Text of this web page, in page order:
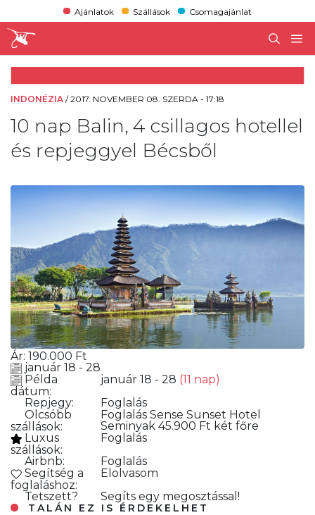
Ajánlatok Szállások Csomagajánlat
INDONÉZIA /2017. NOVEMBER 08. SZERDA - 17:18
10 nap Balin, 4 csillagos hotellel
és repjeggyel Bécsből
Ár: 190.000 Ft
január 18 - 28
Példa
dátum:
január 18 - 28 (11 nap)
Repjegy:
Foglalás
Olcsóbb
szállások:
Foglalás Sense Sunset Hotel
Seminyak 45.900 Ft két főre
Luxus
szállások:
Foglalás
Airbnb:
Foglalás
Segítség a
foglaláshoz:
Elolvasom
Tetszett?
Segíts egy megosztással!
TALÁN EZ IS ÉRDEKELHET